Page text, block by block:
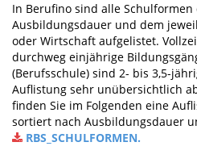
In Berufino sind alle Schulformen
Ausbildungsdauer und dem
oder Wirtschaft aufgelistet.
durchweg einjährige
(Berufsschule) sind 2- bis 3,5-
Auflistung sehr unübersichtlich
finden Sie im Folgenden eine
sortiert nach Ausbildungsdauer
RBS_SCHULFORMEN.